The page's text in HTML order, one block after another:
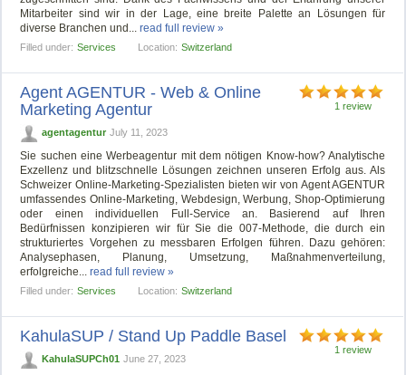
Mitarbeiter sind wir in der Lage, eine breite Palette an Lösungen für
diverse Branchen und...read full review »
Filled under: Services Location: Switzerland
1 review
Agent AGENTUR - Web & Online
Marketing Agentur
agentagentur July 11, 2023
Sie suchen eine Werbeagentur mit dem nötigen Know-how? Analytische
Exzellenz und blitzschnelle Lösungen zeichnen unseren Erfolg aus. Als
Schweizer Online-Marketing-Spezialisten bieten wir von Agent AGENTUR
umfassendes Online-Marketing, Webdesign, Werbung, Shop-Optimierung
oder einen individuellen Full-Service an. Basierend auf Ihren
Bedürfnissen konzipieren wir für Sie die 007-Methode, die durch ein
strukturiertes Vorgehen zu messbaren Erfolgen führen. Dazu gehören:
Analysephasen, Planung, Umsetzung, Maßnahmenverteilung,
erfolgreiche...read full review »
Filled under: Services Location: Switzerland
1 review
KahulaSUP / Stand Up Paddle Basel
KahulaSUPCh01 June 27, 2023